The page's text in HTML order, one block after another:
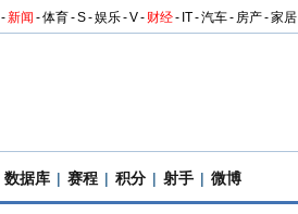
-新闻 -体育-S-娱乐-V- 财经- IT-汽车- 房产-家居
数据库 | 赛程 | 积分 | 射手 | 微博